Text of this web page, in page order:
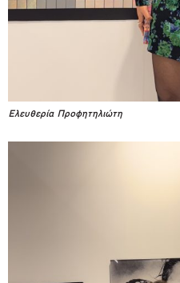
Ελευθερία Προφητηλιώτη